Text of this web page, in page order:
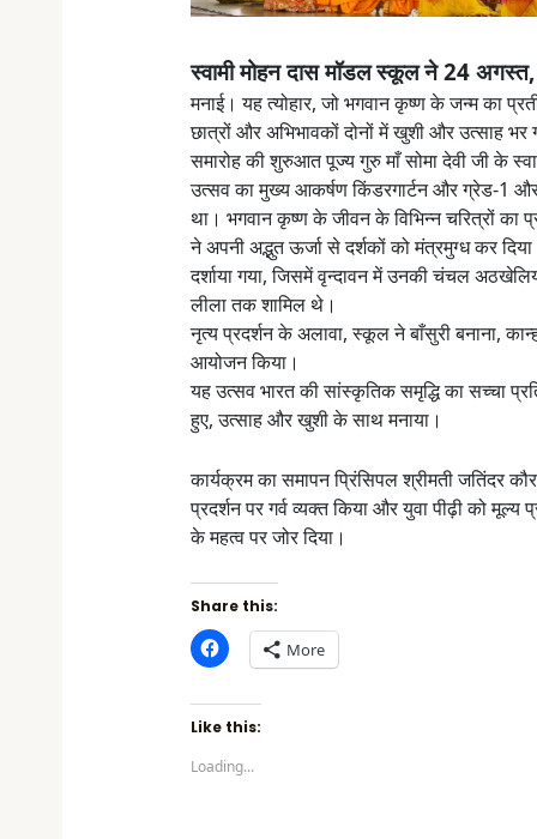
स्वामी मोहन दास मॉडल स्कूल ने 24 अगस्त,
मनाई। यह त्योहार, जो भगवान कृष्ण के जन्म का
छात्रों और अभिभावकों दोनों में खुशी और उत्साह भर
समारोह की शुरुआत पूज्य गुरु माँ सोमा देवी जी के
उत्सव का मुख्य आकर्षण किंडरगार्टन और ग्रेड-1 और
था। भगवान कृष्ण के जीवन के विभिन्न चरित्रों का
ने अपनी अद्भुत ऊर्जा से दर्शकों को मंत्रमुग्ध कर
दर्शाया गया, जिसमें वृन्दावन में उनकी चंचल
लीला तक शामिल थे।
नृत्य प्रदर्शन के अलावा, स्कूल ने बाँसुरी बनाना,
आयोजन किया।
यह उत्सव भारत की सांस्कृतिक समृद्धि का सच्चा
हुए, उत्साह और खुशी के साथ मनाया।
कार्यक्रम का समापन प्रिंसिपल श्रीमती जतिंदर
प्रदर्शन पर गर्व व्यक्त किया और युवा पीढ़ी को
के महत्व पर जोर दिया।
Share this:
C
l
k
t
o
h
More
Like this:
Loading...